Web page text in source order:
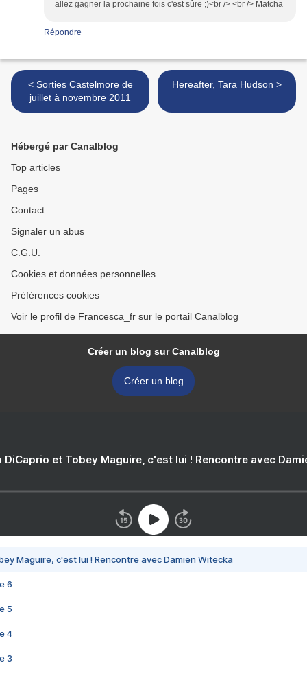
allez gagner la prochaine fois c'est sûre ;)<br /> <br /> Matcha
Répondre
< Sorties Castelmore de
juillet à novembre 2011
Hereafter, Tara Hudson >
Hébergé par Canalblog
Top articles
Pages
Contact
Signaler un abus
C.G.U.
Cookies et données personnelles
Préférences cookies
Voir le profil de Francesca_fr sur le portail Canalblog
Créer un blog sur Canalblog
Créer un blog
DiCaprio et Tobey Maguire, c'est lui ! Rencontre avec
Maguire, c'est lui ! Rencontre avec Damien Witecka
6
5
4
3